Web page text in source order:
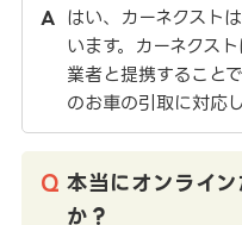
はい、カーネクスト
います。カーネクス
業者と提携すること
のお車の引取に対応し
本当にオンライ
か？